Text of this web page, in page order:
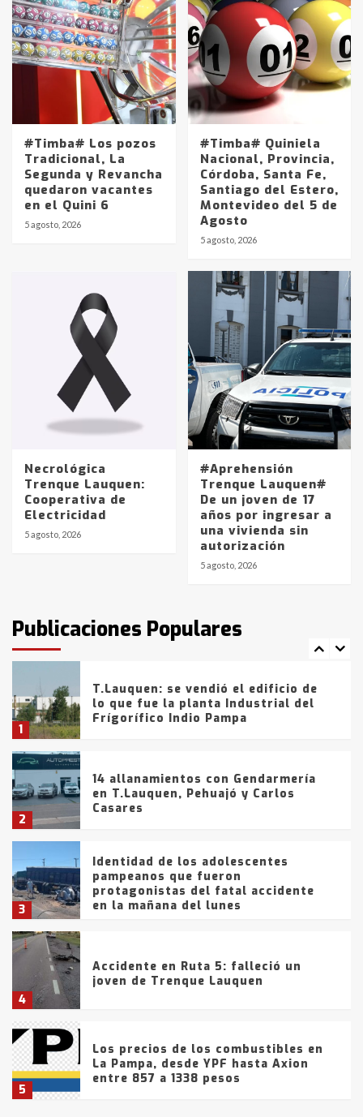
#Timba# Los pozos
Tradicional, La
Segunda y Revancha
quedaron vacantes
en el Quini 6
5 agosto, 2026
#Timba# Quiniela
Nacional, Provincia,
Córdoba, Santa Fe,
Santiago del Estero,
Montevideo del 5 de
Agosto
5 agosto, 2026
Necrológica
Trenque Lauquen:
Cooperativa de
Electricidad
5 agosto, 2026
#Aprehensión
Trenque Lauquen#
De un joven de 17
años por ingresar a
una vivienda sin
autorización
5 agosto, 2026
Publicaciones Populares
Identidad de los adolescentes
pampeanos que fueron
en la mañana del lunes
Accidente en Ruta 5: falleció un
joven de Trenque Lauquen
Los precios de los combustibles en
La Pampa, desde YPF hasta Axion
entre 857 a 1338 pesos
La Bolsa de Cereales de Bahía
Blanca anticipa que Agosto vendrá
con lluvias y heladas, en gran parte
fueron detenidos por
comercialización de drogas en la
tarde del sábado
1
T.Lauquen: se vendió el edificio de
lo que fue la planta Industrial del
Frígorífico Indio Pampa
2
14 allanamientos con Gendarmería
en T.Lauquen, Pehuajó y Carlos
Casares
3
Identidad de los adolescentes
pampeanos que fueron
protagonistas del fatal accidente
en la mañana del lunes
4
Accidente en Ruta 5: falleció un
joven de Trenque Lauquen
5
Los precios de los combustibles en
La Pampa, desde YPF hasta Axion
entre 857 a 1338 pesos